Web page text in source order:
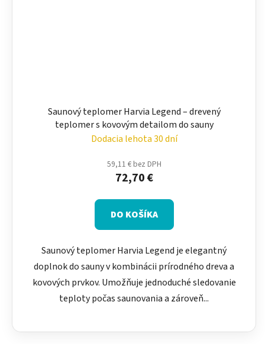
Saunový teplomer Harvia Legend – drevený
teplomer s kovovým detailom do sauny
Dodacia lehota 30 dní
59,11 € bez DPH
72,70 €
DO KOŠÍKA
Saunový teplomer Harvia Legend je elegantný
doplnok do sauny v kombinácii prírodného dreva a
kovových prvkov. Umožňuje jednoduché sledovanie
teploty počas saunovania a zároveň...